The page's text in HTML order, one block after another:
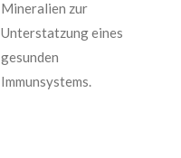
Mineralien zur
Unterstatzung eines
gesunden
Immunsystems.